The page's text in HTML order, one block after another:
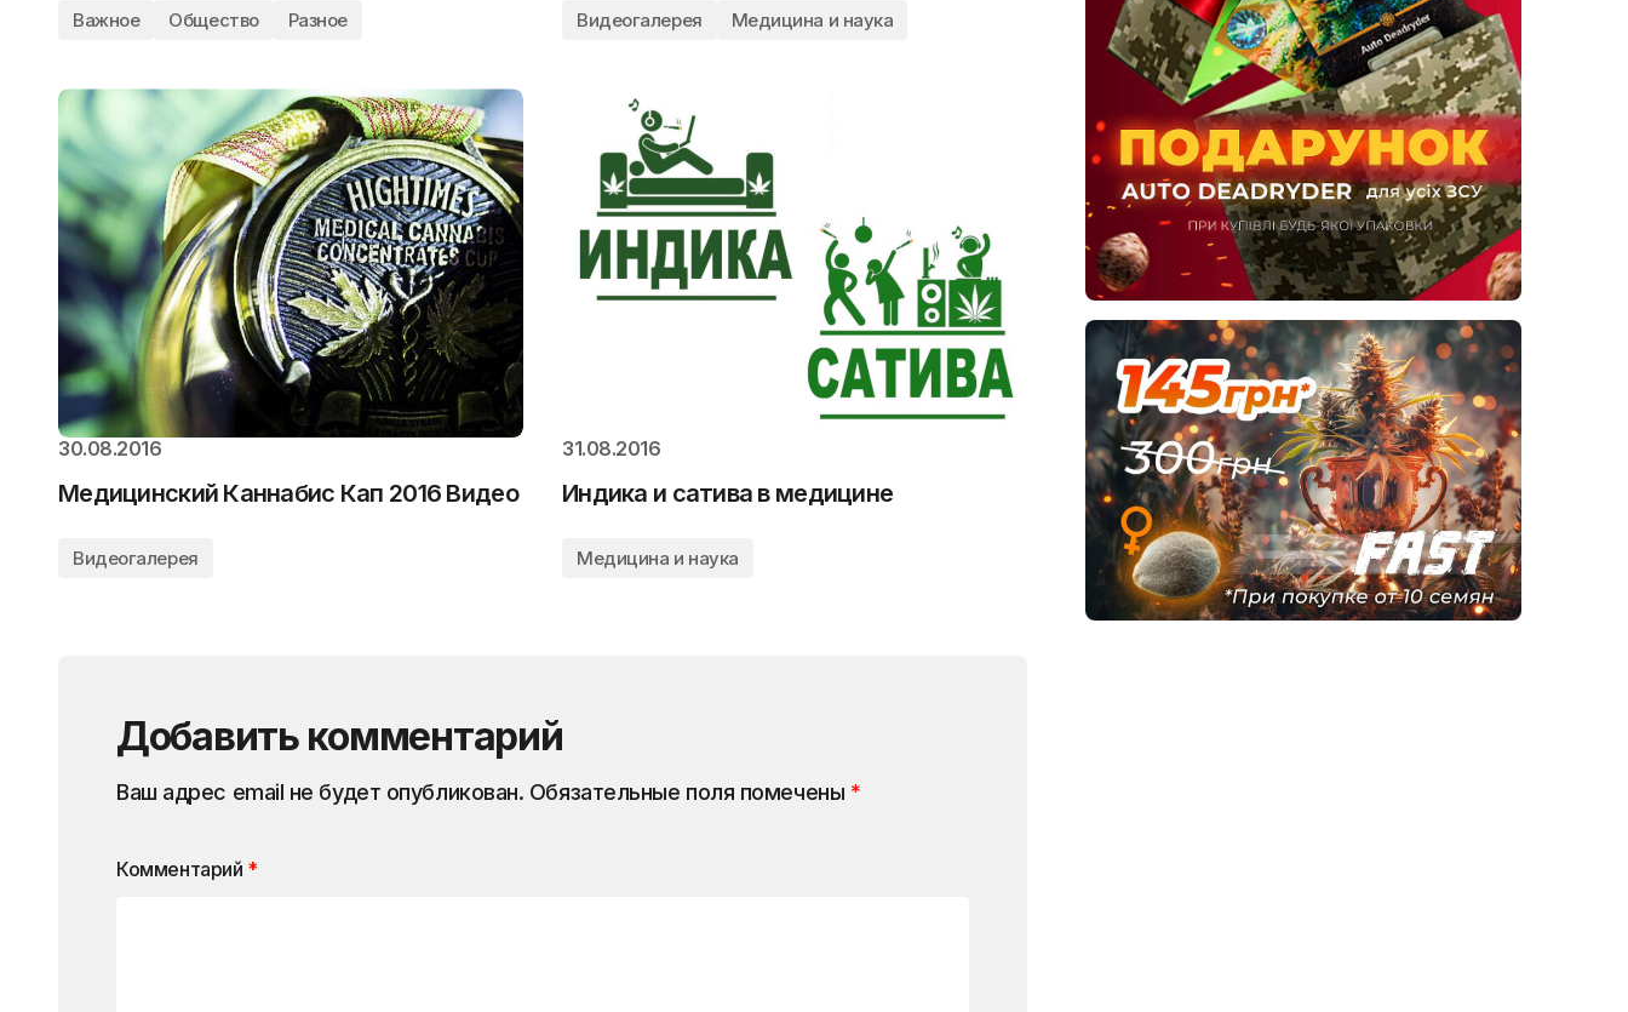
Важное Общество Разное Видеогалерея Медицина и наука
30.08.2016
Медицинский Каннабис Кап 2016 Видео
Видеогалерея
31.08.2016
Индика и сатива в медицине
Медицина и наука
Добавить комментарий
Ваш адрес email не будет опубликован. Обязательные поля помечены *
Комментарий *